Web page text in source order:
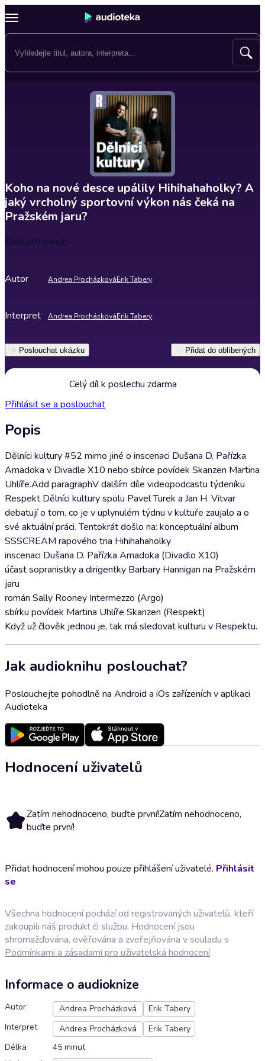
Koho na nové desce upálily Hihihahaholky? A
jaký vrcholný sportovní výkon nás čeká na
Pražském jaru?
Délka45 minut
Autor Andrea ProcházkováErik Tabery
Interpret Andrea ProcházkováErik Tabery
Poslouchat ukázku Přidat do oblíbených
Celý díl k poslechu zdarma
Přihlásit se a poslouchat
Popis
Dělníci kultury #52 mimo jiné o inscenaci Dušana D. Pařízka
Amadoka v Divadle X10 nebo sbírce povídek Skanzen Martina
Uhlíře. Add paragraphV dalším díle videopodcastu týdeníku
Respekt Dělníci kultury spolu Pavel Turek a Jan H. Vitvar
debatují o tom, co je v uplynulém týdnu v kultuře zaujalo a o
své aktuální práci. Tentokrát došlo na: konceptuální album
SSSCREAM rapového tria Hihihahaholky
inscenaci Dušana D. Pařízka Amadoka (Divadlo X10)
účast sopranistky a dirigentky Barbary Hannigan na Pražském
jaru
román Sally Rooney Intermezzo (Argo)
sbírku povídek Martina Uhlíře Skanzen (Respekt)
Když už člověk jednou je, tak má sledovat kulturu v Respektu.
Jak audioknihu poslouchat?
Poslouchejte pohodlně na Android a iOs zařízeních v aplikaci
Audioteka
Hodnocení uživatelů
Zatím nehodnoceno, buďte první!Zatím nehodnoceno,
buďte první!
Přidat hodnocení mohou pouze přihlášení uživatelé. Přihlásit
se
Všechna hodnocení pochází od registrovaných uživatelů, kteří
zakoupili náš produkt či službu. Hodnocení jsou
shromažďována, ověřována a zveřejňována v souladu s
Podmínkami a zásadami pro uživatelská hodnocení
Informace o audioknize
Autor Andrea Procházková
Erik Tabery
Interpret
Andrea Procházková
Erik Tabery
Délka
45 minut